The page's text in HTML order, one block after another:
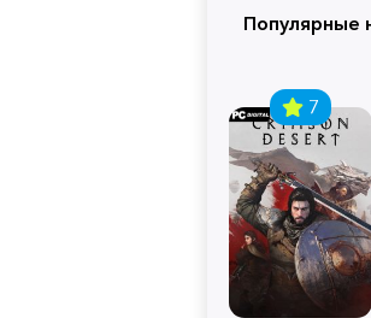
Популярные
7